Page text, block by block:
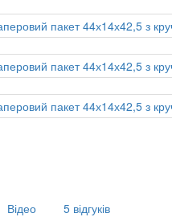
Відео
5 відгуків